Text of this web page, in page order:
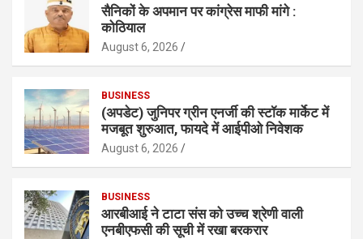
सैनिकों के अपमान पर कांग्रेस माफी मांगे :
कोठियाल
August 6, 2026
BUSINESS
(अपडेट) जुनिपर ग्रीन एनर्जी की स्टॉक मार्केट में
मजबूत शुरुआत, फायदे में आईपीओ निवेशक
August 6, 2026
BUSINESS
आरबीआई ने टाटा संस को उच्च श्रेणी वाली
एनबीएफसी की सूची में रखा बरकरार